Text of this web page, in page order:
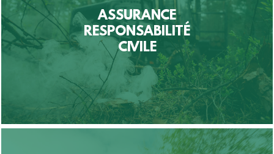
ASSURANCE
RESPONSABILITÉ
CIVILE